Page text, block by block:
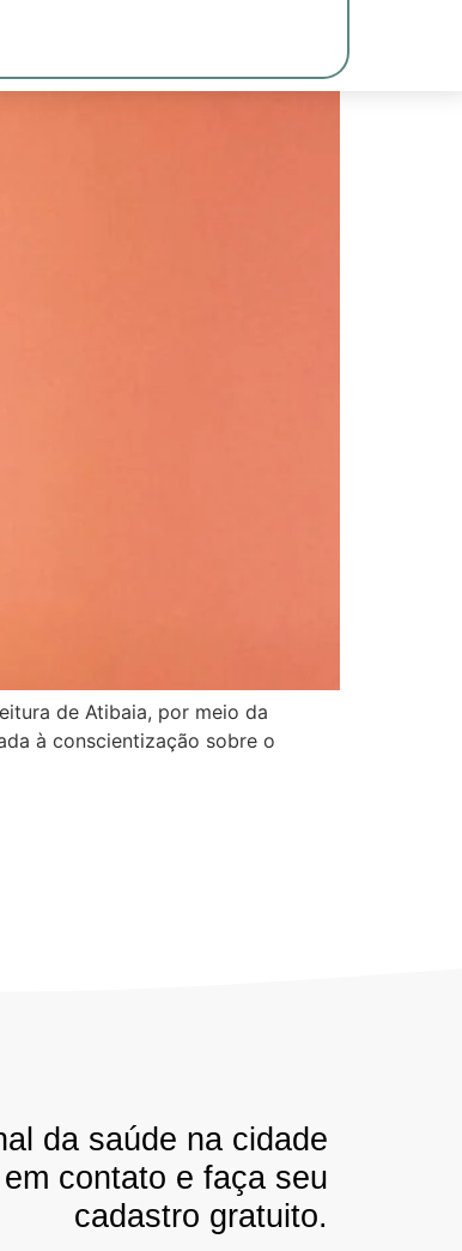
de Atibaia, por meio da
à conscientização sobre o
da saúde na cidade
contato e faça seu
cadastro gratuito.